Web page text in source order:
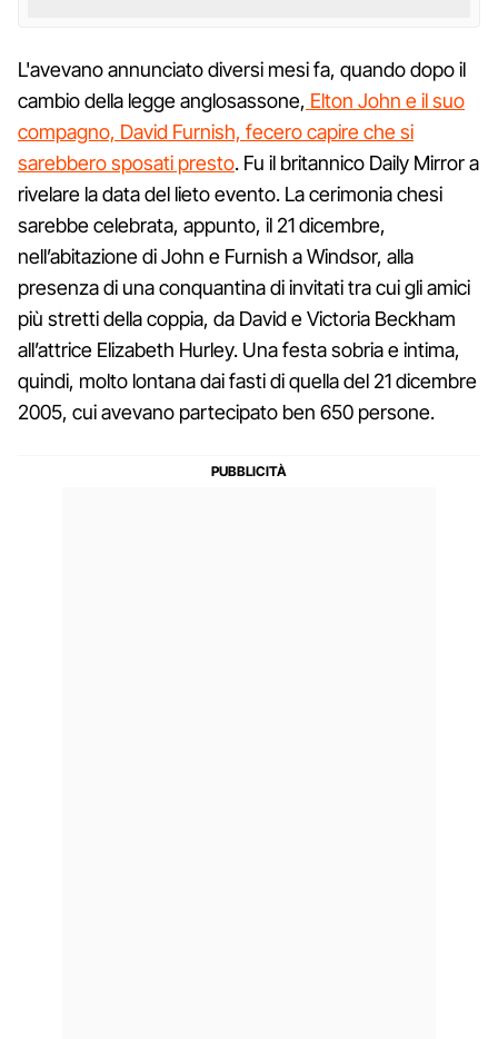
L'avevano annunciato diversi mesi fa, quando dopo il
cambio della legge anglosassone, Elton John e il suo
compagno, David Furnish, fecero capire che si
sarebbero sposati presto. Fu il britannico Daily Mirror a
rivelare la data del lieto evento. La cerimonia chesi
sarebbe celebrata, appunto, il 21 dicembre,
nell’abitazione di John e Furnish a Windsor, alla
presenza di una conquantina di invitati tra cui gli amici
più stretti della coppia, da David e Victoria Beckham
all’attrice Elizabeth Hurley. Una festa sobria e intima,
quindi, molto lontana dai fasti di quella del 21 dicembre
2005, cui avevano partecipato ben 650 persone.